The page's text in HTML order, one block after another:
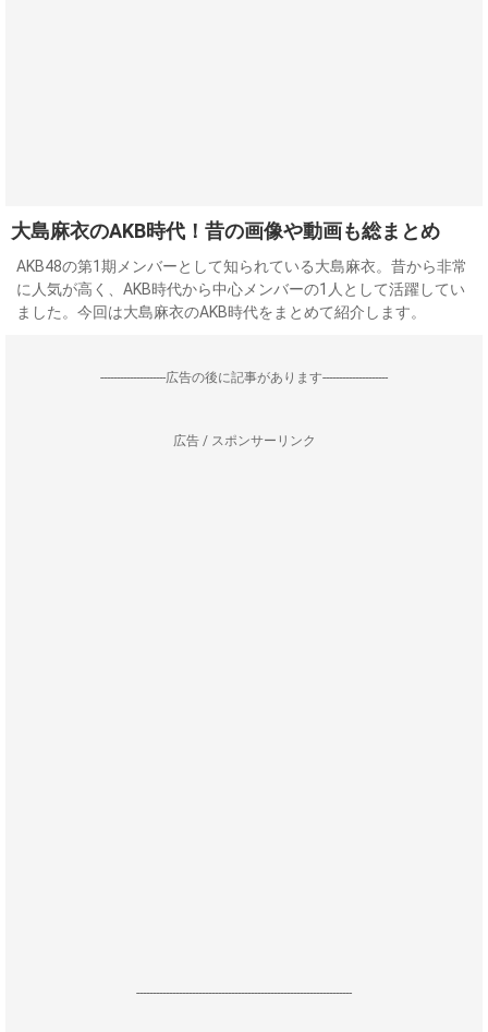
大島麻衣のAKB時代！昔の画像や動画も総まとめ
AKB48の第1期メンバーとして知られている大島麻衣。昔から非常
に人気が高く、AKB時代から中心メンバーの1人として活躍してい
ました。今回は大島麻衣のAKB時代をまとめて紹介します。
--------------------広告の後に記事があります--------------------
広告 / スポンサーリンク
------------------------------------------------------------------